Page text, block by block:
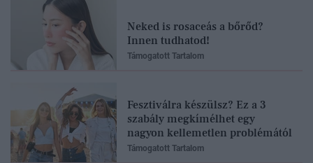
Neked is rosaceás a bőrőd?
Innen tudhatod!
Támogatott Tartalom
Fesztiválra készülsz? Ez a 3
szabály megkímélhet egy
nagyon kellemetlen problémától
Támogatott Tartalom